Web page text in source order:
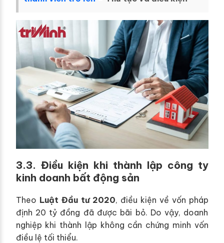
3.3. Điều kiện khi thành lập công ty
kinh doanh bất động sản
Theo Luật Đầu tư 2020, điều kiện về vốn pháp
định 20 tỷ đồng đã được bãi bỏ. Do vậy, doanh
nghiệp khi thành lập không cần chứng minh vốn
điều lệ tối thiểu.